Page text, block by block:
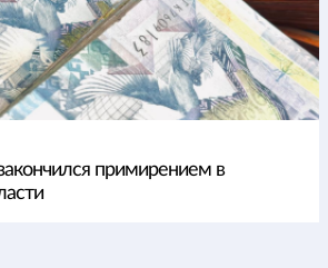
примирением в